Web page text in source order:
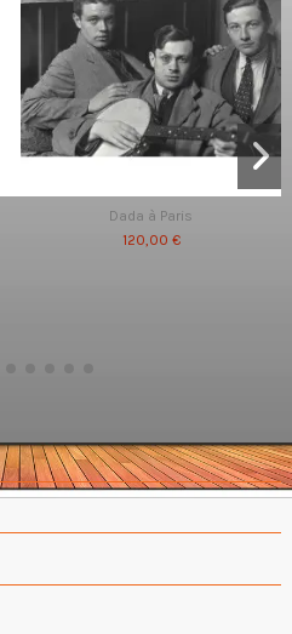
Dada à Paris
120,00 €